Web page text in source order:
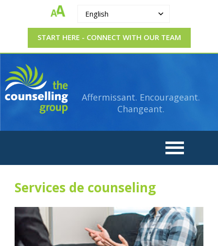
English
START HERE - CONNECT WITH OUR TEAM
The
Counselling
Group
Strengthening.
Supporting.
Changing.
Affermissant. Encourageant.
Changeant.
Services de counseling